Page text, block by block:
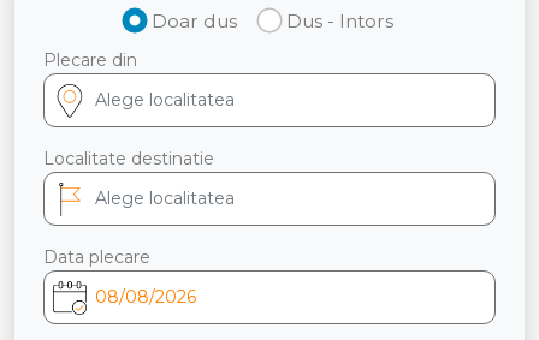
Doar dus Dus - Intors
Plecare din
Localitate destinatie
Data plecare